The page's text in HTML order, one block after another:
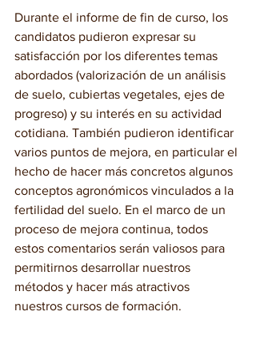
Durante el informe de fin de curso, los
candidatos pudieron expresar su
satisfacción por los diferentes temas
abordados (valorización de un análisis
de suelo, cubiertas vegetales, ejes de
progreso) y su interés en su actividad
cotidiana. También pudieron identificar
varios puntos de mejora, en particular el
hecho de hacer más concretos algunos
conceptos agronómicos vinculados a la
fertilidad del suelo. En el marco de un
proceso de mejora continua, todos
estos comentarios serán valiosos para
permitirnos desarrollar nuestros
métodos y hacer más atractivos
nuestros cursos de formación.